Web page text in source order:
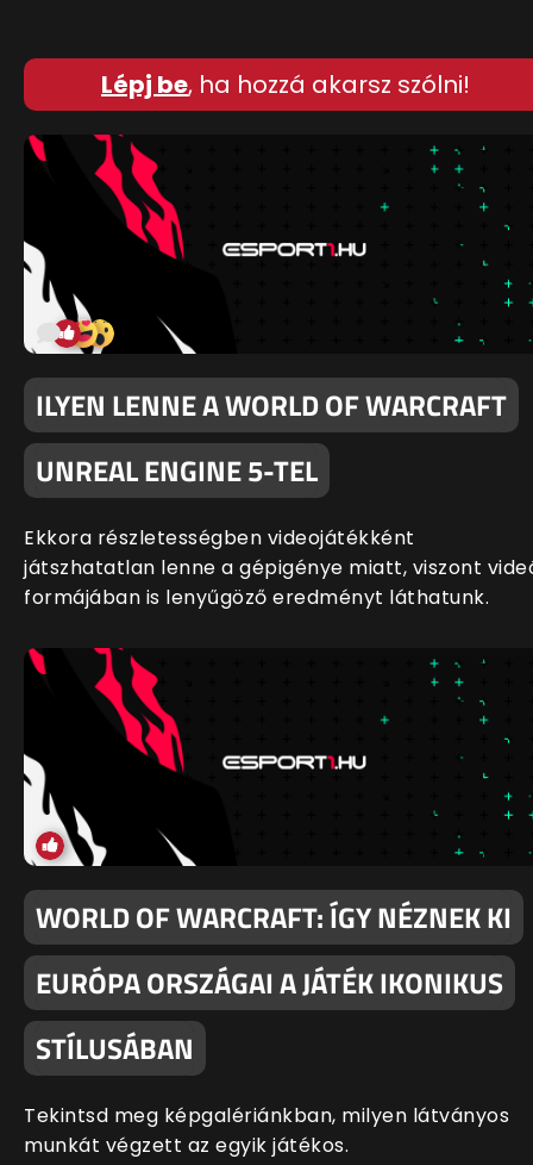
Lépj be, ha hozzá akarsz szólni!
ILYEN LENNE A WORLD OF WARCRAFT
UNREAL ENGINE 5-TEL
Ekkora részletességben videojátékként
játszhatatlan lenne a gépigénye miatt, viszont
formájában is lenyűgöző eredményt láthatunk.
WORLD OF WARCRAFT: ÍGY NÉZNEK KI
EURÓPA ORSZÁGAI A JÁTÉK IKONIKUS
STÍLUSÁBAN
Tekintsd meg képgalériánkban, milyen látványos
munkát végzett az egyik játékos.